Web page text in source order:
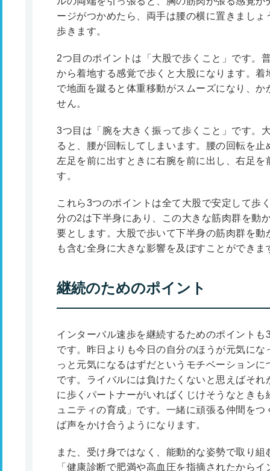
ージがつかめたら、両手は腰の横に置きまし
歩きます。
2つ目のポイントは「大股で歩くこと」です。
から着地する感覚で歩くと大股になります。
で地面を蹴ると体重移動がスムーズになり、
せん。
3つ目は「腕を大きく振って歩くこと」です。
ると、腰が回転してしまいます。腰の回転を
左足を前に出すときに右腕を前に出し、右足
す。
これら3つのポイントは全て大股で安定して歩
分の2は下半身にあり、この大きな筋肉群を動
要とします。大股で歩いて下半身の筋肉群を
も含む全身に大きな影響を及ぼすことができま
継続のためのポイント
インターバル速歩を継続するためのポイント
です。昨日よりも今日の自分のほうが元気に
っと元気になるはずだというモチベーション
です。ライバルには負けたくないと思えばそ
に歩くパートナーがいればくじけそうなとき
ュニティの育成」です。一緒に頑張る仲間を
ば声をかけ合うようになります。
また、受け身ではなく、能動的な姿勢で取り
「健康診断で肥満や高血圧を指摘されたから